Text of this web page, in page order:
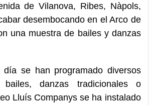
de Vilanova, Ribes, Nàpols,
desembocando en el Arco de
una muestra de bailes y danzas
se han programado diversos
danzas tradicionales o
Lluís Companys se ha instalado